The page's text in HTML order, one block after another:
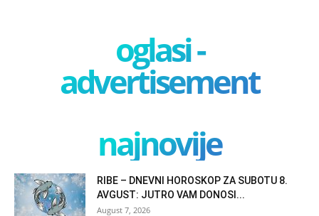
oglasi -
advertisement
najnovije
RIBE – DNEVNI HOROSKOP ZA SUBOTU 8.
AVGUST: JUTRO VAM DONOSI...
August 7, 2026